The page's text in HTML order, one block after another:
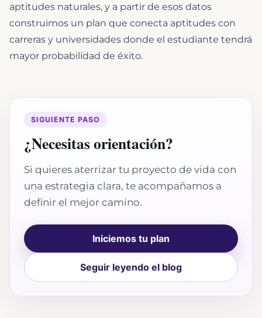
aptitudes naturales, y a partir de esos datos
construimos un plan que conecta aptitudes con
carreras y universidades donde el estudiante tendrá
mayor probabilidad de éxito.
SIGUIENTE PASO
¿Necesitas orientación?
Si quieres aterrizar tu proyecto de vida con
una estrategia clara, te acompañamos a
definir el mejor camino.
Iniciemos tu plan
Seguir leyendo el blog